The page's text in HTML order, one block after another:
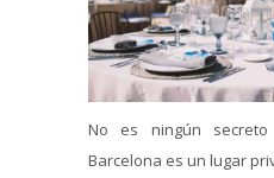
No es ningún
Barcelona es un lugar